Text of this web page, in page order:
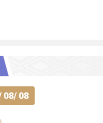
08/ 08